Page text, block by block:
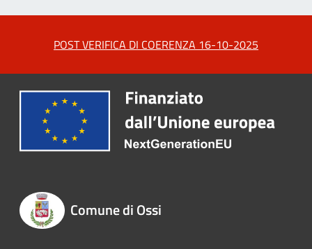
POST VERIFICA DI COERENZA 16-10-2025
Comune di Ossi